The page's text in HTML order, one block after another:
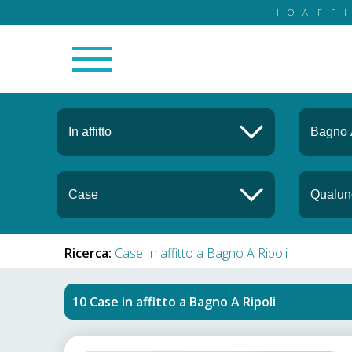
Ricerca: Case In affitto a Bagno A Ripoli
Case in affitto a Bagno A Ripoli